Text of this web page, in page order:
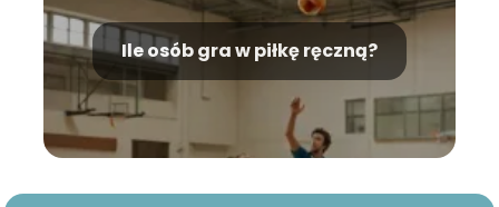
Ile osób gra w piłkę ręczną?